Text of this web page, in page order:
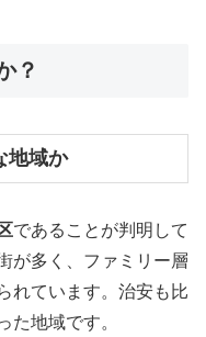
？
地域か
であることが判明して
が多く、ファミリー層
れています。治安も比
た地域です。